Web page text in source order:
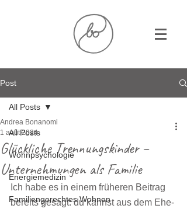
Post
All Posts
Wohnpsychologie
Energiemedizin
Familiengerechtes Wohnen
All Posts
Glückliche Trennungskinder –
Unternehmungen als Familie
Andrea Bonanomi
1 août 2024
Ich habe es in einem früheren Beitrag
bereits gesagt: du kannst aus dem Ehe-